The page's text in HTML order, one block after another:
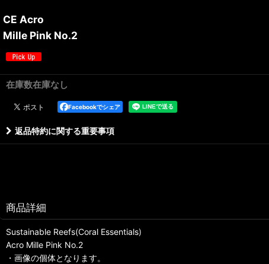
CE Acro
Mille Pink No.2
在庫数在庫なし
Facebookでシェア
返品特約に関する重要事項
商品詳細
Sustainable Reefs(Coral Essentials)
Acro Mille Pink No.2
・画像の個体となります。